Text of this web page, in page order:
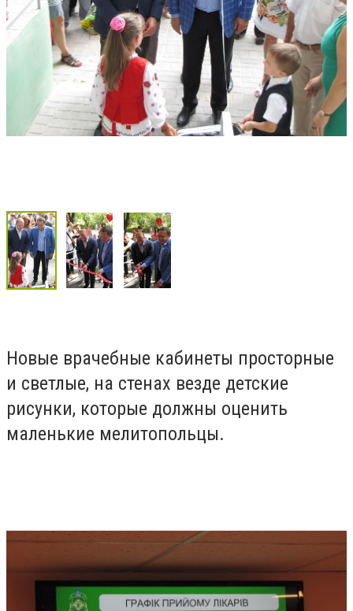
Новые врачебные кабинеты просторные
и светлые, на стенах везде детские
рисунки, которые должны оценить
маленькие мелитопольцы.